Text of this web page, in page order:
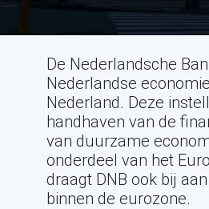
De Nederlandsche
Nederlandse
Nederland. Deze
handhaven van de
van duurzame
onderdeel van het
draagt DNB ook bij
binnen de eurozone.